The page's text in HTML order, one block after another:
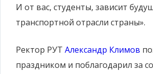
И от вас, студенты, зависит
транспортной отрасли страны».
Ректор РУТ Александр Климов
праздником и поблагодарил за